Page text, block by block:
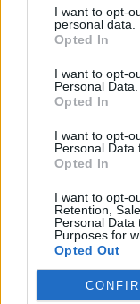
I want to opt-
personal data.
Opted In
I want to opt-
Personal Data.
Opted In
I want to opt-
Personal Data
Opted In
I want to opt-
Retention,
Personal Data
Purposes for
Opted Out
Actus Info